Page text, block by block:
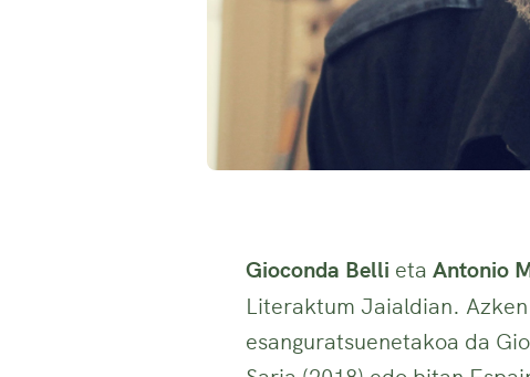
Gioconda Belli eta Antonio
Literaktum Jaialdian.
esanguratsuenetakoa da